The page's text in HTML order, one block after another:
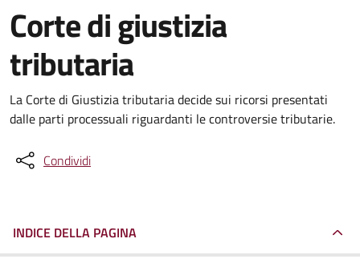
Corte di giustizia
tributaria
La Corte di Giustizia tributaria decide sui ricorsi presentati
dalle parti processuali riguardanti le controversie tributarie.
Condividi
INDICE DELLA PAGINA